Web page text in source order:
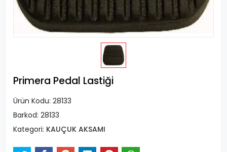
Primera Pedal Lastiği
Ürün Kodu: 28133
Barkod: 28133
Kategori: KAUÇUK AKSAMI